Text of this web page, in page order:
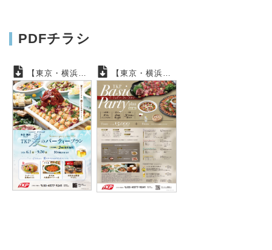
PDFチラシ
【東京・横浜】2026夏のパーティープラン 【東京・横浜】ベーシックパーティープラン